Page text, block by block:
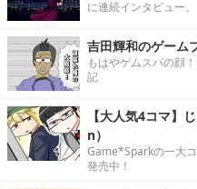
に連続インタビュー。
吉田輝和のゲーム
もはやゲムスパの顔
記
【大人気4コマ
n）
Game*Sparkの一大
発売中！